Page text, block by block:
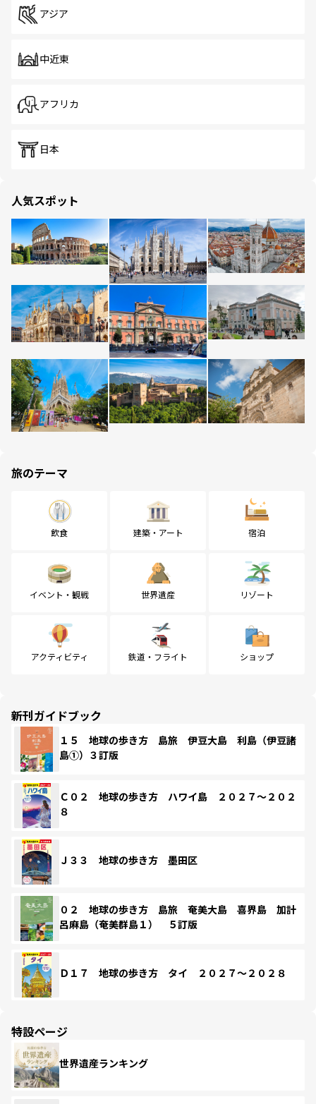
アジア
中近東
アフリカ
日本
人気スポット
旅のテーマ
飲食 建築・アート 宿泊
イベント・観戦 世界遺産 リゾート
アクティビティ 鉄道・フライト ショップ
新刊ガイドブック
１５ 地球の歩き方 島旅 伊豆大島 利島（伊豆諸
島①）３訂版
Ｃ０２ 地球の歩き方 ハワイ島 ２０２７～２０２
８
Ｊ３３ 地球の歩き方 墨田区
０２ 地球の歩き方 島旅 奄美大島 喜界島 加計
呂麻島（奄美群島１） ５訂版
Ｄ１７ 地球の歩き方 タイ ２０２７～２０２８
特設ページ
世界遺産ランキング